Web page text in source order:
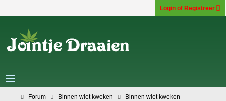
Login of Registreer
Forum Binnen wiet kweken
Binnen wiet kweken